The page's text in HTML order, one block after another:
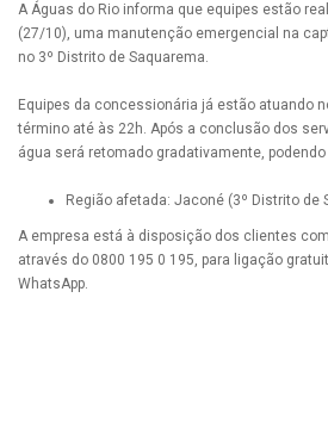
A Águas do Rio informa que equipes estão
(27/10), uma manutenção emergencial na
no 3º Distrito de Saquarema.
Equipes da concessionária já estão atuando
término até às 22h. Após a conclusão dos
água será retomado gradativamente,
Região afetada: Jaconé (3º Distrito de
A empresa está à disposição dos clientes
através do 0800 195 0 195, para ligação
WhatsApp.